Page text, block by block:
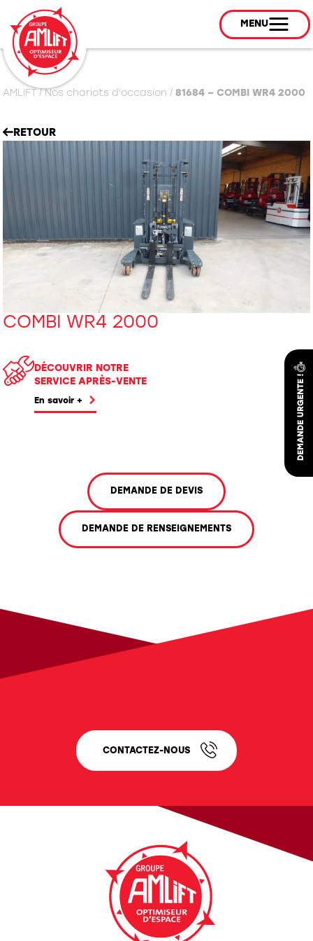
MENU
AMLIFT/Nos chariots d'occasion /81684 – COMBI WR4 2000
RETOUR
COMBI WR4 2000
DÉCOUVRIR NOTRE
SERVICE APRÈS-VENTE
En savoir +
DEMANDE DE DEVIS
DEMANDE DE RENSEIGNEMENTS
CONTACTEZ-NOUS